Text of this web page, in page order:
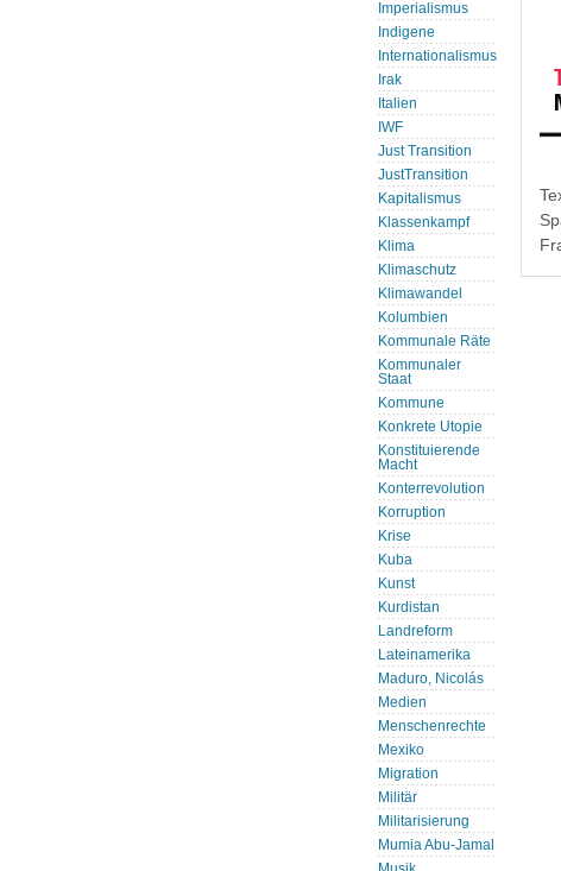
Imperialismus
Indigene
Internationalismus
Irak
Italien
IWF
Just Transition
JustTransition
Kapitalismus
Klassenkampf
Klima
Klimaschutz
Klimawandel
Kolumbien
Kommunale Räte
Kommunaler
Staat
Kommune
Konkrete Utopie
Konstituierende
Macht
Konterrevolution
Korruption
Krise
Kuba
Kunst
Kurdistan
Landreform
Lateinamerika
Maduro, Nicolás
Medien
Menschenrechte
Mexiko
Migration
Militär
Militarisierung
Mumia Abu-Jamal